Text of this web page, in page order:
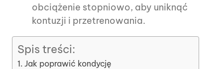
obciążenie stopniowo, aby uniknąć
kontuzji i przetrenowania.
Spis treści:
Jak poprawić kondycję